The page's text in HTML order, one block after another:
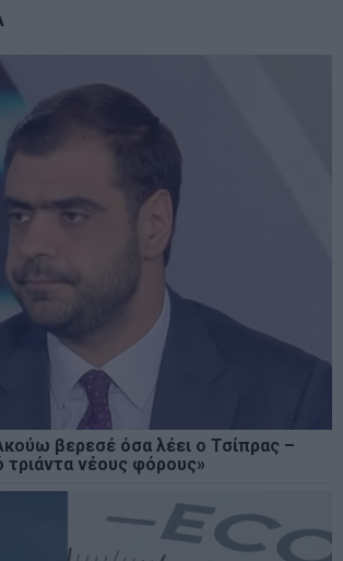
βερεσέ όσα λέει ο Τσίπρας –
νέους φόρους»